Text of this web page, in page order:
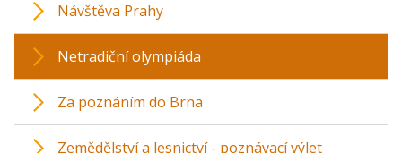
Návštěva Prahy
Netradiční olympiáda
Za poznáním do Brna
Zemědělství a lesnictví - poznávací výlet